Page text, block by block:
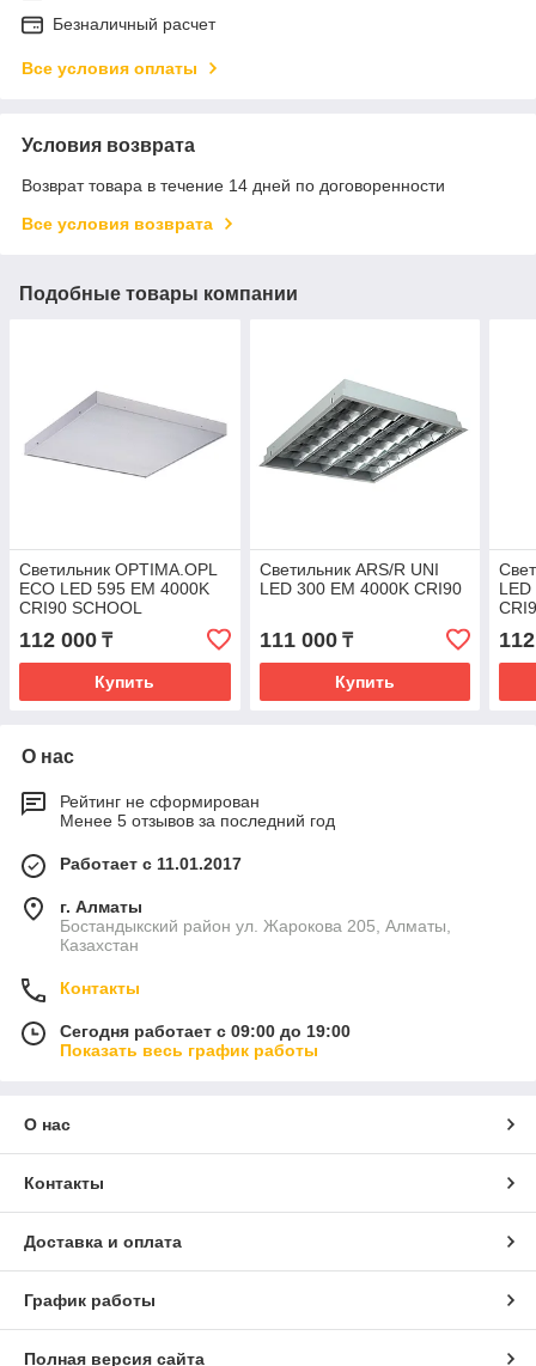
Безналичный расчет
Все условия оплаты
Условия возврата
Возврат товара в течение 14 дней по договоренности
Все условия возврата
Подобные товары компании
Светильник OPTIMA.OPL
ECO LED 595 EM 4000K
CRI90 SCHOOL
112 000 ₸
Купить
Светильник ARS/R UNI
LED 300 EM 4000K CRI90
111 000₸
Купить
О нас
Рейтинг не сформирован
Менее 5 отзывов за последний год
Работает с 11.01.2017
г. Алматы
Бостандыкский район ул. Жарокова 205, Алматы,
Казахстан
Контакты
Сегодня работает с 09:00 до 19:00
Показать весь график работы
О нас
Контакты
Доставка и оплата
График работы
Полная версия сайта